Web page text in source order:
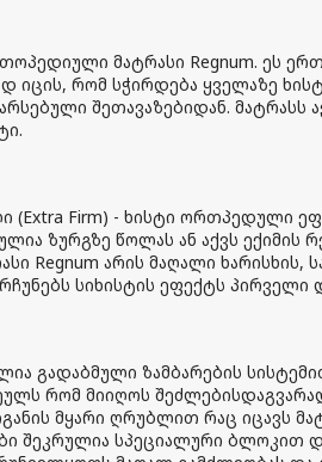
მატრასი Regnum. ეს
იცის, რომ სჭირდება ყველაზე
შეთავაზებიდან. მატრასს
Firm) - ხისტი ორთპედული
ზურგზე წოლას ან აქვს ექიმის
Regnum არის მაღალი
სიხისტის ეფექტს პირველი
გადაბმული ზამბარების
რომ მიიღოს
მყარი ღრუბლით რაც იცავს
შეკრულია სპეციალური